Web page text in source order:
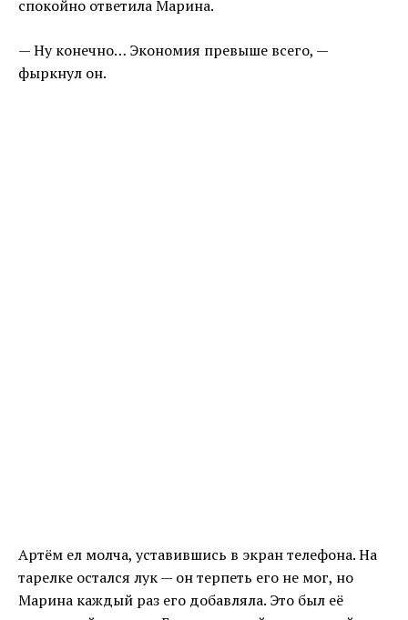
спокойно ответила Марина.
— Ну конечно… Экономия превыше всего, —
фыркнул он.
Артём ел молча, уставившись в экран телефона. На
тарелке остался лук — он терпеть его не мог, но
Марина каждый раз его добавляла. Это был её